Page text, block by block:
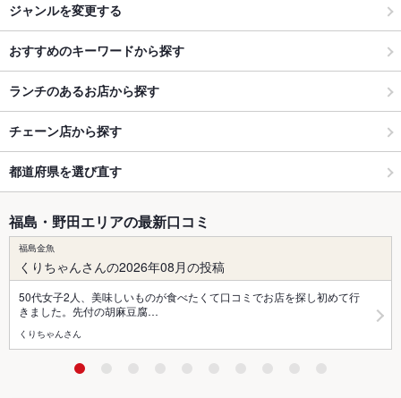
ジャンルを変更する
おすすめのキーワードから探す
ランチのあるお店から探す
チェーン店から探す
都道府県を選び直す
福島・野田エリアの最新口コミ
福島金魚
くりちゃんさんの2026年08月の投稿
50代女子2人、美味しいものが食べたくて口コミでお店を探し初めて行
きました。先付の胡麻豆腐…
くりちゃんさん